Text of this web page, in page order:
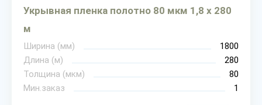
Укрывная пленка полотно 80 мкм 1,8 х 280
м
Ширина (мм)
1800
Длина (м)
280
Толщина (мкм)
80
Мин.заказ
1